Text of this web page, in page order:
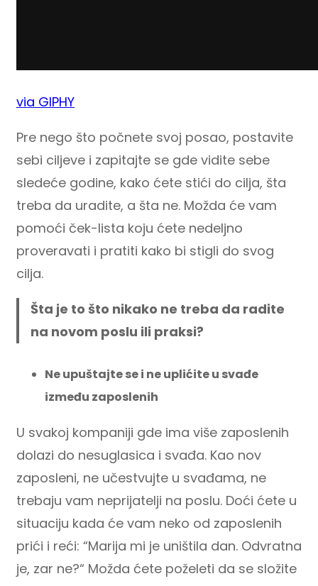
via GIPHY
Pre nego što počnete svoj posao, postavite
sebi ciljeve i zapitajte se gde vidite sebe
sledeće godine, kako ćete stići do cilja, šta
treba da uradite, a šta ne. Možda će vam
pomoći ček-lista koju ćete nedeljno
proveravati i pratiti kako bi stigli do svog
cilja.
Šta je to što nikako ne treba da radite
na novom poslu ili praksi?
Ne upuštajte se i ne uplićite u svađe
između zaposlenih
U svakoj kompaniji gde ima više zaposlenih
dolazi do nesuglasica i svađa. Kao nov
zaposleni, ne učestvujte u svađama, ne
trebaju vam neprijatelji na poslu. Doći ćete u
situaciju kada će vam neko od zaposlenih
prići i reći: “Marija mi je uništila dan. Odvratna
je, zar ne?“ Možda ćete poželeti da se složite